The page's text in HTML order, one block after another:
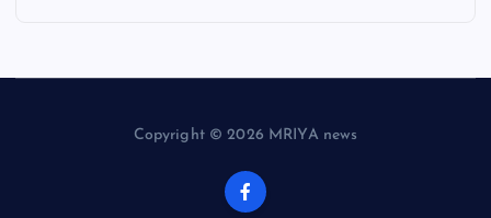
Copyright © 2026 MRIYA news